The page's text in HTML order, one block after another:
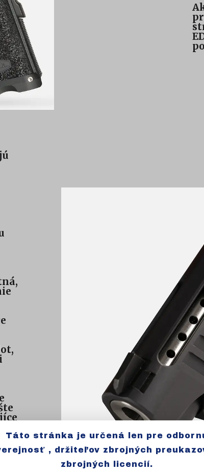
sú
Táto stránka je určená len pre
, držiteľov zbrojných
zbrojných licencií.